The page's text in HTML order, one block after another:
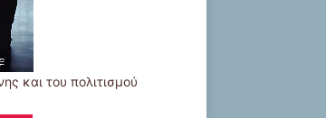
και του πολιτισμού